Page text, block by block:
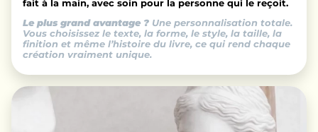
fait à la main, avec soin pour la personne qui le reçoit.
Le plus grand avantage ? Une personnalisation totale.
Vous choisissez le texte, la forme, le style, la taille, la
finition et même l’histoire du livre, ce qui rend chaque
création vraiment unique.